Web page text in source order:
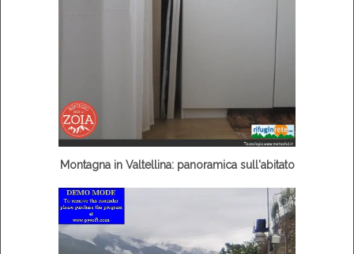
Montagna in Valtellina: panoramica sull'abitato